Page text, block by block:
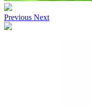
Previous Next